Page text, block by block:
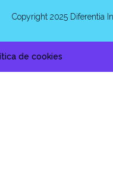
Copyright 2025 Diferentia
de cookies